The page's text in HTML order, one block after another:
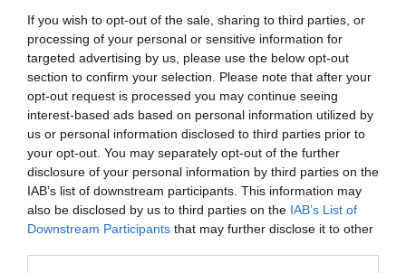
If you wish to opt-out of the sale, sharing to third parties, or
processing of your personal or sensitive information for
targeted advertising by us, please use the below opt-out
section to confirm your selection. Please note that after your
opt-out request is processed you may continue seeing
interest-based ads based on personal information utilized by
us or personal information disclosed to third parties prior to
your opt-out. You may separately opt-out of the further
disclosure of your personal information by third parties on the
IAB’s list of downstream participants. This information may
also be disclosed by us to third parties on the IAB’s List of
Downstream Participants that may further disclose it to other
Raúl Guerra Garrido 28/10/2011
Incertidumbre sobre el plazo de pago de Sanitat a las
farmacias valencianas
Noticias y novedades Redacción
21/09/2011
La incertidumbre se cierne sobre el plazo de cobro de las facturas que
la Administración valenciana ha de abonar mensualmente a las
farmacias de esta comunidad. La prensa local se ha hecho eco en
reiteradas ocasiones de que la Conselleria de Sanitat, dirigida desde
el pasado mes de junio por Luis Rosado, se ha visto empujada por el
departamento autonómico de Hacienda a ampliar el periodo hasta los
90 días, plazo que es visto como inasumible por los colegios oficiales
de Alicante, Castellón y Valencia.